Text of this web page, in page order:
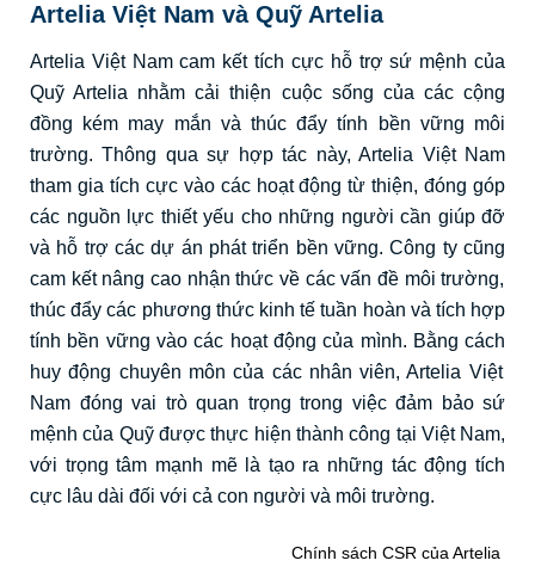
Artelia Việt Nam và Quỹ Artelia
Artelia Việt Nam cam kết tích cực hỗ trợ sứ mệnh của
Quỹ Artelia nhằm cải thiện cuộc sống của các cộng
đồng
kém may mắn và thúc đẩy tính bền vững môi
trường. Thông quasự hợp tác này, Artelia Việt Nam
tham gia tích cực vào các hoạt động từ thiện,đóng góp
các nguồn lực thiết yếu cho những người cần giúp đỡ
và hỗ trợ các dự án phát triển bền vững. Công tycũng
cam kết nâng cao nhận thức về các vấn đề môi trường,
thúc đẩy các phương thức kinh tế tuần hoàn và tích hợp
tính bền vững vào các hoạt động của mình. Bằng cách
huyđộng chuyên môn của các nhân viên, Artelia Việt
Nam đóng vai trò quan trọng trong việc đảm bảo sứ
mệnh của Quỹ được thực hiện thành công tại Việt Nam,
với trọng tâm mạnh mẽ là tạo ra những tác động tích
cực lâu dài đối với cả con người và môi trường.
Chính sách CSR của Artelia